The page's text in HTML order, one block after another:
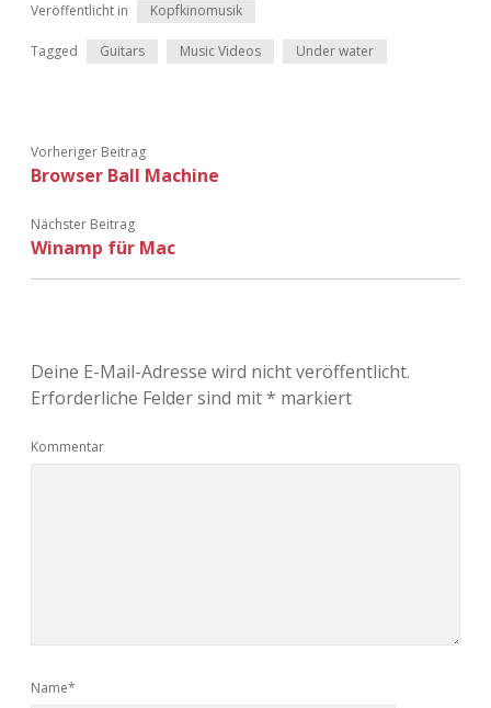
Adventskalender 2023
Veröffentlicht in Kopfkinomusik
Tagged Guitars Music Videos Under water
Vorheriger Beitrag
Browser Ball Machine
Nächster Beitrag
Winamp für Mac
Deine E-Mail-Adresse wird nicht veröffentlicht.
Erforderliche Felder sind mit* markiert
Kommentar
Name*